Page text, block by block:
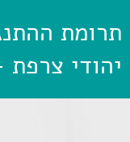
תרומת
יהודי